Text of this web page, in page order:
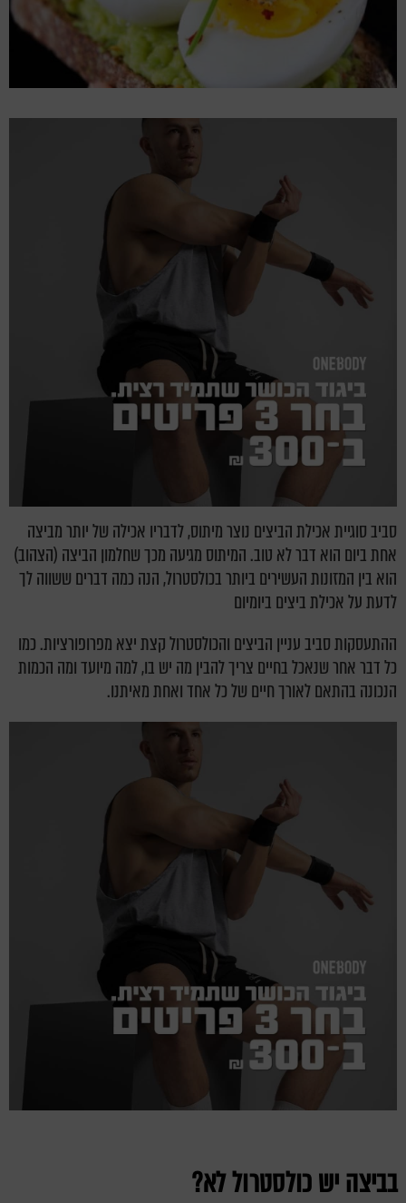
סביב סוגיית אכילת הביצים נוצר מיתוס, לדבריו אכילה של יותר מביצה
אחת ביום הוא דבר לא טוב. המיתוס מגיעה מכך שחלמון הביצה (הצהוב)
הוא בין המזונות העשירים ביותר בכולסטרול, הנה כמה דברים ששווה לך
לדעת על אכילת ביצים ביומיום
ההתעסקות סביב עניין הביצים והכולסטרול קצת יצא מפרופורציות. כמו
כל דבר אחר שנאכל בחיים צריך להבין מה יש בו, למה מיועד ומה הכמות
הנכונה בהתאם לאורך חיים של כל אחד ואחת מאיתנו.
בביצה יש כולסטרול לא?